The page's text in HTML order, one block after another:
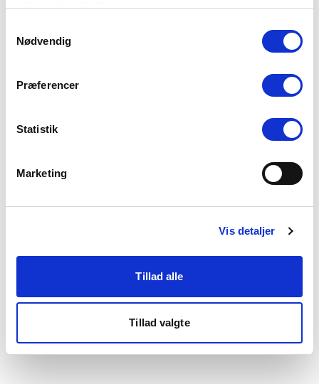
Du kan læse mere om vores brug af cookies under
"Detaljer" eller ved at klikke videre til vores Cookiepolitik,
Nødvendig
Præferencer
Statistik
Marketing
Vis detaljer
Tillad alle
Tillad valgte